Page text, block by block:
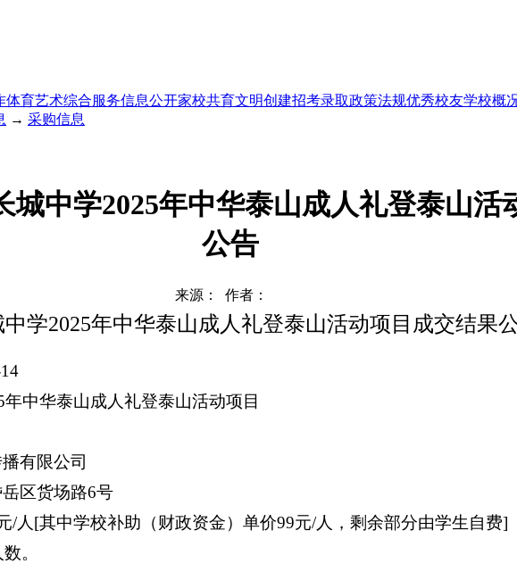
体育艺术综合服务信息公开家校共育文明创建招考录取政策法规优秀校友学校概
→ 采购信息
城中学2025年中华泰山成人礼登泰山活
公告
来源： 作者：
学2025年中华泰山成人礼登泰山活动项目 成交结果
年中华泰山成人礼登泰山活动项目
有限公司
区货场路6号
/人 [其中学校补助（财政资金）单价99元/人，剩余部分由学生自费]
。